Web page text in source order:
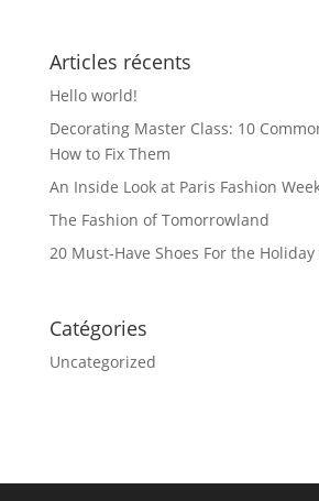
Articles récents
Hello world!
Decorating Master Class: 10
How to Fix Them
An Inside Look at Paris Fashion
The Fashion of Tomorrowland
20 Must-Have Shoes For the Holiday
Catégories
Uncategorized